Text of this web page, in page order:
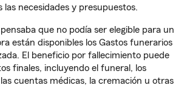
las necesidades y presupuestos.
que no podía ser elegible para un
están disponibles los Gastos funerarios
El beneficio por fallecimiento puede
finales, incluyendo el funeral, los
cuentas médicas, la cremación u otras